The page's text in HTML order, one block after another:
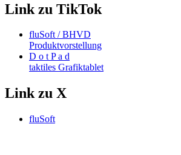
Link zu TikTok
fluSoft / BHVD
Produktvorstellung
D o t P a d
taktiles Grafiktablet
Link zu X
fluSoft